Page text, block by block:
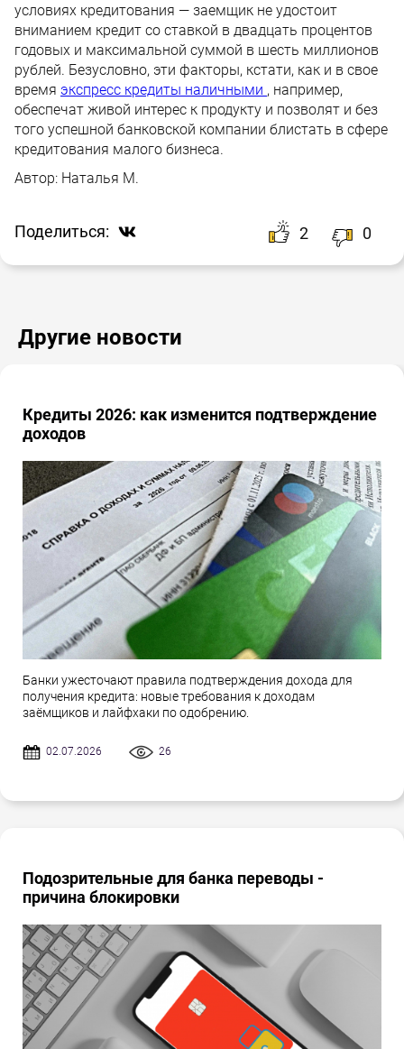
условиях кредитования — заемщик не удостоит
вниманием кредит со ставкой в двадцать процентов
годовых и максимальной суммой в шесть миллионов
рублей. Безусловно, эти факторы, кстати, как и в свое
время экспресс кредиты наличными , например,
обеспечат живой интерес к продукту и позволят и без
того успешной банковской компании блистать в сфере
кредитования малого бизнеса.
Автор: Наталья М.
Поделиться: 2 0
Другие новости
Кредиты 2026: как изменится подтверждение
доходов
Банки ужесточают правила подтверждения дохода для
получения кредита: новые требования к доходам
заёмщиков и лайфхаки по одобрению.
02.07.2026 26
Подозрительные для банка переводы -
причина блокировки